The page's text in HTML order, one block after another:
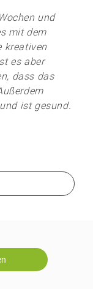
und
mit dem
kreativen
es aber
dass das
ist gesund.